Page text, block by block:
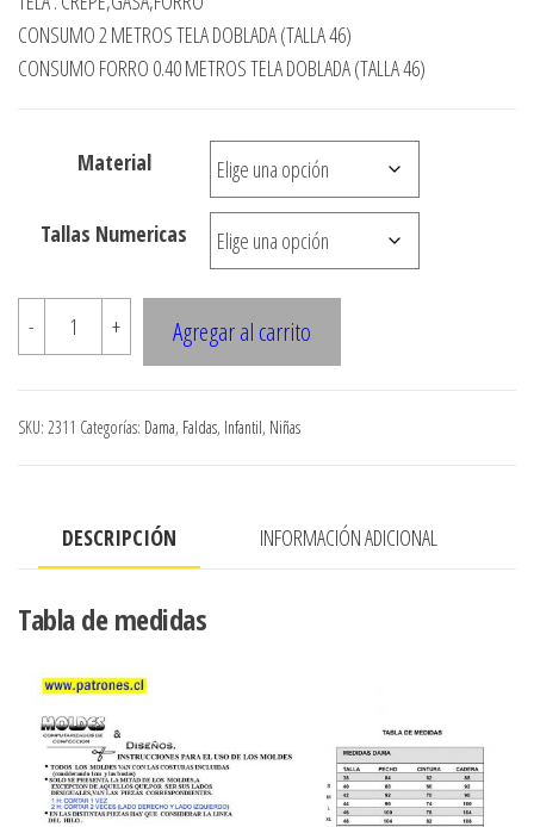
precios:
desde
hasta
CONSUMO 2 METROS TELA DOBLADA (TALLA 46)
CONSUMO FORRO 0.40 METROS TELA DOBLADA (TALLA 46)
Material
Tallas Numericas
-
2311
FALDA
FALDONES
ASIMETRICOS
+ Agregar al carrito
SKU: 2311 Categorías: Dama, Faldas, Infantil, Niñas
DESCRIPCIÓN INFORMACIÓN ADICIONAL
Tabla de medidas